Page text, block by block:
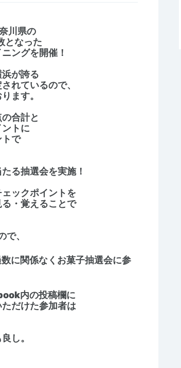
川県の
となった
ングを開催！
が誇る
れているので、
ます。
合計と
トに
で
る抽選会を実施！
ックポイントを
・覚えることで
、
に関係なくお菓子抽選会に参
内の投稿欄に
だけた参加者は
し。